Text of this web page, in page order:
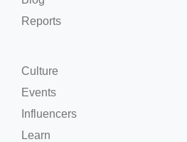
Reports
Culture
Events
Influencers
Learn